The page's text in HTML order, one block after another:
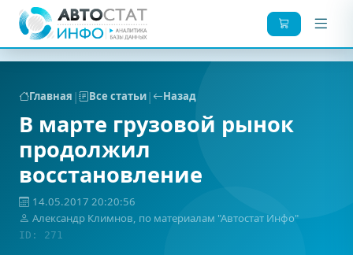
Главная | Все статьи| Назад
В марте грузовой рынок
продолжил
восстановление
14.05.2017 20:20:56
Александр Климнов, по материалам "Автостат Инфо"
ID: 271